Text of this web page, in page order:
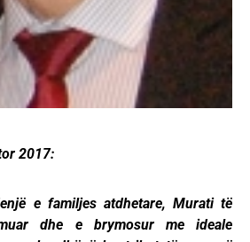
2017:
e familjes atdhetare, Murati të
dhe e brymosur me ideale